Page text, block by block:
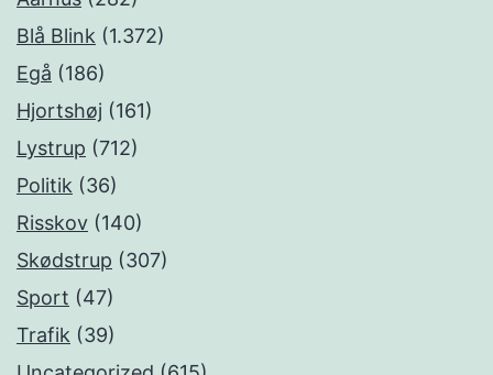
Blå Blink (1.372)
Egå (186)
Hjortshøj (161)
Lystrup (712)
Politik (36)
Risskov (140)
Skødstrup (307)
Sport (47)
Trafik (39)